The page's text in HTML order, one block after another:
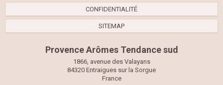
CONFIDENTIALITÉ
SITEMAP
Provence Arômes Tendance sud
1866, avenue des Valayans
84320 Entraigues sur la Sorgue
France